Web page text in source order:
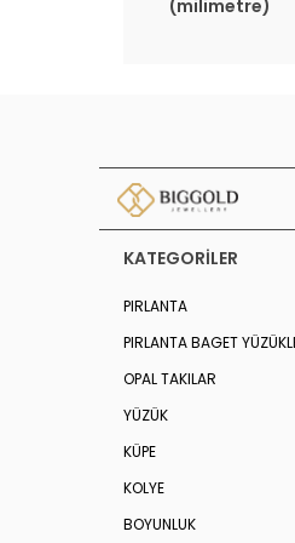
(milimetre)
KATEGORILER
PIRLANTA
PIRLANTA BAGET
OPAL TAKILAR
YÜZÜK
KÜPE
KOLYE
BOYUNLUK